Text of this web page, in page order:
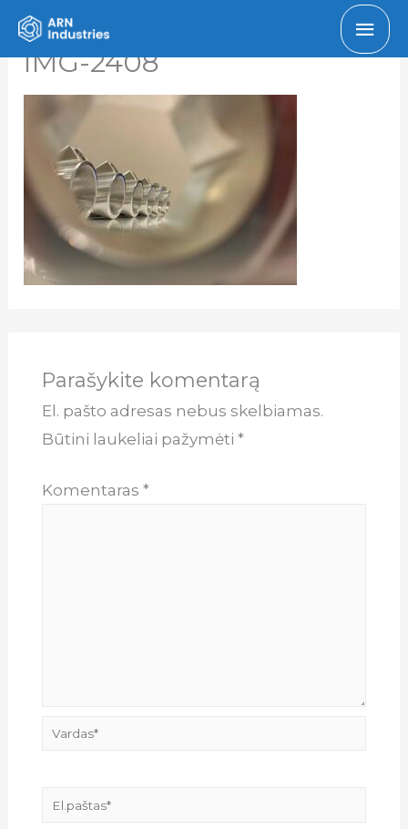
IMG-2408
Parašykite komentarą
El. pašto adresas nebus skelbiamas.
Būtini laukeliai pažymėti *
Komentaras *
Vardas*
El.paštas*